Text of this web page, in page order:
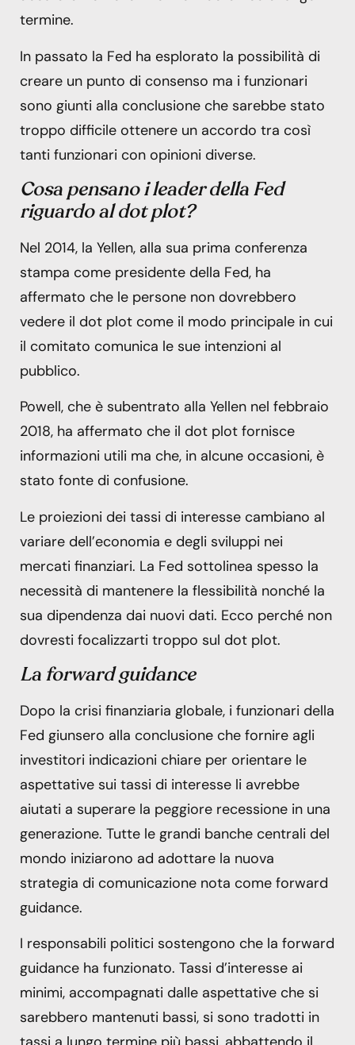
termine.
In passato la Fed ha esplorato la possibilità di
creare un punto di consenso ma i funzionari
sono giunti alla conclusione che sarebbe stato
troppo difficile ottenere un accordo tra così
tanti funzionari con opinioni diverse.
Cosa pensano i leader della Fed
riguardo al dot plot?
Nel 2014, la Yellen, alla sua prima conferenza
stampa come presidente della Fed, ha
affermato che le persone non dovrebbero
vedere il dot plot come il modo principale in cui
il comitato comunica le sue intenzioni al
pubblico.
Powell, che è subentrato alla Yellen nel febbraio
2018, ha affermato che il dot plot fornisce
informazioni utili ma che, in alcune occasioni, è
stato fonte di confusione.
Le proiezioni dei tassi di interesse cambiano al
variare dell’economia e degli sviluppi nei
mercati finanziari. La Fed sottolinea spesso la
necessità di mantenere la flessibilità nonché la
sua dipendenza dai nuovi dati. Ecco perché non
dovresti focalizzarti troppo sul dot plot.
La forward guidance
Dopo la crisi finanziaria globale, i funzionari della
Fed giunsero alla conclusione che fornire agli
investitori indicazioni chiare per orientare le
aspettative sui tassi di interesse li avrebbe
aiutati a superare la peggiore recessione in una
generazione. Tutte le grandi banche centrali del
mondo iniziarono ad adottare la nuova
strategia di comunicazione nota come forward
guidance.
I responsabili politici sostengono che la forward
guidance ha funzionato. Tassi d’interesse ai
minimi, accompagnati dalle aspettative che si
sarebbero mantenuti bassi, si sono tradotti in